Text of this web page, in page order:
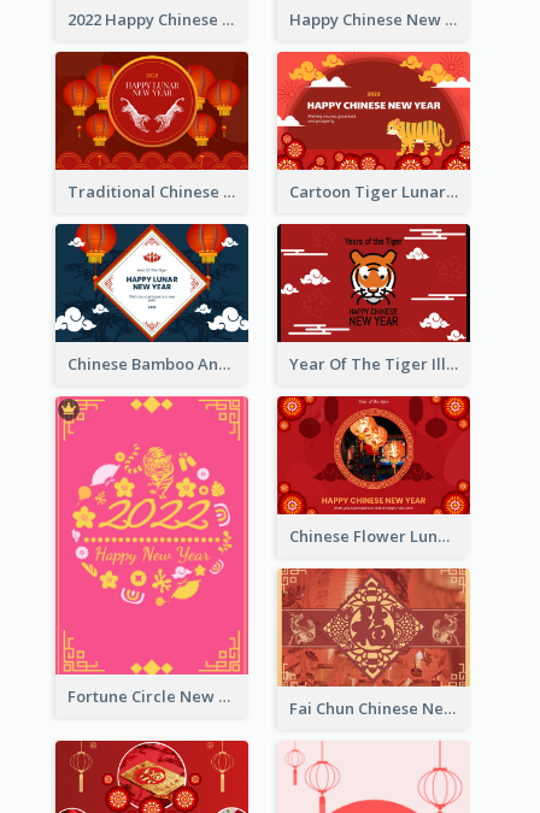
2022 Happy Chinese New Year Greeting Card With Photo Happy Chinese New Year Greeting Card With Chinese Tree Illustration
Traditional Chinese New Year Celebration Greeting Card Cartoon Tiger Lunar New Year Greeting Card
Chinese Bamboo And Lanterns New Year Greeting Card Year Of The Tiger Illustration Chinese New Year Greeting Card
Fortune Circle New Year Greeting Card
Chinese Flower Lunar New Year Greeting Card
Fai Chun Chinese New Year Greeting Card